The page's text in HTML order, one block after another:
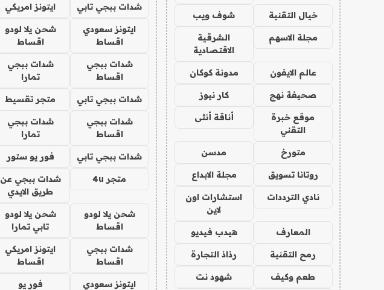
خيال التقنية شوف ويب
مجلة الاسهم
الشرقية
الاقتصادية
عالم الايفون مدونة كوكان
صحيفة نهج كار نيوز
موقع خبرة
التقني
أناقة أنثى
متورخ مدسن
روتانا تسويق مجلة الابداع
نادي الترددات
استشارات اون
لاين
المعارف هيدب فيديو
رمح التقنية رذاذ التجارة
طعم وكيف شهود نت
شدات ببجي تابي ايتونز امريكي
ايتونز سعودي
اقساط
شحن يلا لودو
اقساط
شدات ببجي
اقساط
شدات ببجي
تمارا
شدات ببجي تابي متجر تقسيط
شدات ببجي
اقساط
شدات ببجي
تمارا
شدات ببجي تابي فور يو ستور
متجر 4u
شدات ببجي عن
طريق الايدي
شحن يلا لودو
اقساط
شحن يلا لودو
تابي تمارا
شدات ببجي
اقساط
ايتونز امريكي
اقساط
ايتونز سعودي
فور يو